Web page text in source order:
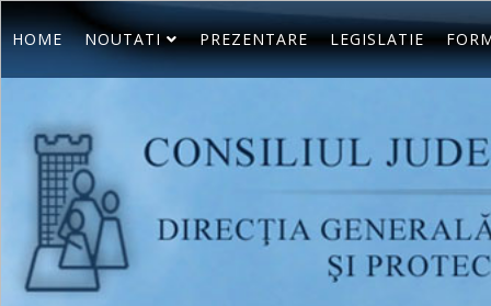
HOME NOUTATI PREZENTARE LEGISLATIE